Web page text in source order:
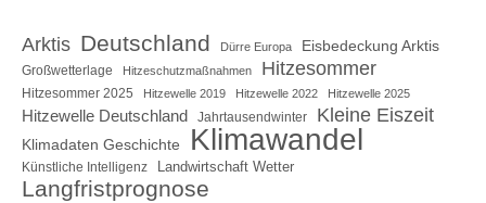
Arktis Deutschland Dürre Europa Eisbedeckung Arktis
Großwetterlage Hitzeschutzmaßnahmen Hitzesommer
Hitzesommer 2025 Hitzewelle 2019 Hitzewelle 2022 Hitzewelle 2025
Hitzewelle Deutschland Jahrtausendwinter Kleine Eiszeit
Klimadaten Geschichte Klimawandel
Künstliche Intelligenz Landwirtschaft Wetter
Langfristprognose